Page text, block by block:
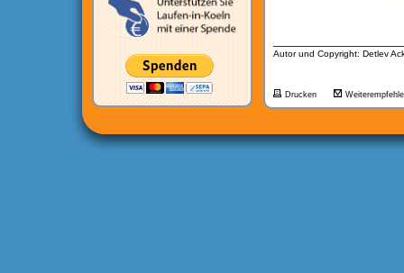
Autor und Copyright: Detlev
Drucken